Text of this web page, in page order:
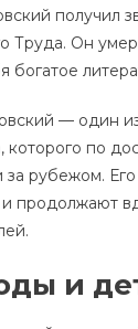
получил
Труда. Он
богатое
— один
которого по
за рубежом.
и продолжают
и